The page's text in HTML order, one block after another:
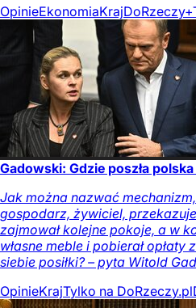
OpinieEkonomiaKrajDoRzeczy+
Gadowski: Gdzie poszła
Jak można nazwać
gospodarz, żywiciel,
zajmował kolejne pokoje, a w
własne meble i pobierał
siebie posiłki? – pyta Witold
OpinieKrajTylko na DoRzeczy.pl